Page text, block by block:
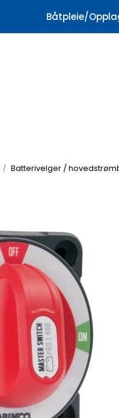
Kjøpshjelp |
Båtpleie/
Batterivelger /